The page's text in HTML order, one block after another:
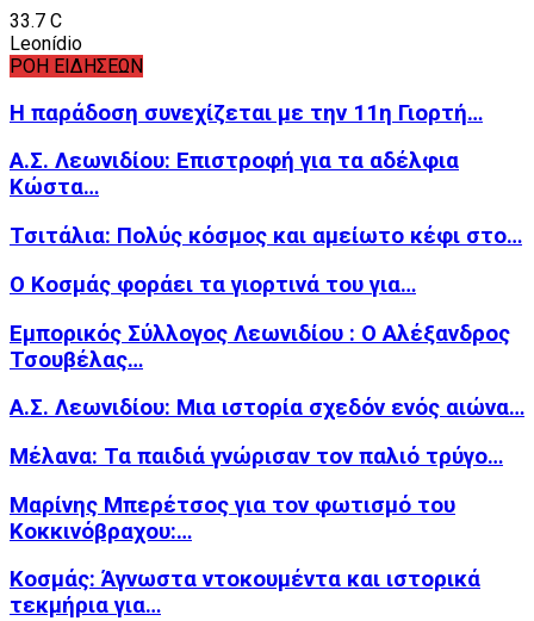
33.7 C
Leonídio
ΡΟΗ ΕΙΔΗΣΕΩΝ
Η παράδοση συνεχίζεται με την 11η Γιορτή…
Α.Σ. Λεωνιδίου: Επιστροφή για τα αδέλφια
Κώστα…
Τσιτάλια: Πολύς κόσμος και αμείωτο κέφι στο…
Ο Κοσμάς φοράει τα γιορτινά του για…
Εμπορικός Σύλλογος Λεωνιδίου : Ο Αλέξανδρος
Τσουβέλας…
Α.Σ. Λεωνιδίου: Μια ιστορία σχεδόν ενός αιώνα…
Μέλανα: Τα παιδιά γνώρισαν τον παλιό τρύγο…
Μαρίνης Μπερέτσος για τον φωτισμό του
Κοκκινόβραχου:…
Κοσμάς: Άγνωστα ντοκουμέντα και ιστορικά
τεκμήρια για…